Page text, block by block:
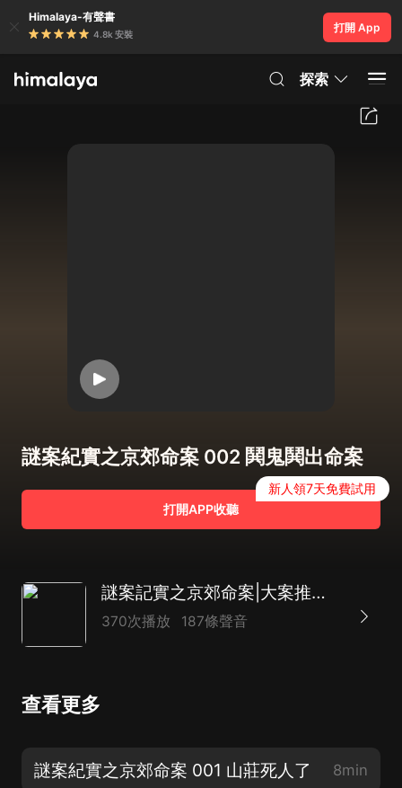
Himalaya-有聲書
4.8k 安裝
打開 App
探索
謎案紀實之京郊命案 002 鬨鬼鬨出命案
打開APP收聽
新人領7天免費試用
謎案記實之京郊命案|大案推理|懸疑燒腦|刑偵犯罪|精品多播
370次播放 187條聲音
查看更多
謎案紀實之京郊命案 001 山莊死人了 8min